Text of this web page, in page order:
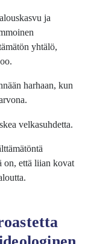
ja
yhtälö,
harhaan, kun
velkasuhdetta.
on, että liian kovat